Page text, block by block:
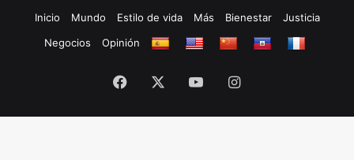
Inicio
Mundo Estilo de vida Más Bienestar
Justicia
Negocios
Opinión
Facebook YouTubeInstagram